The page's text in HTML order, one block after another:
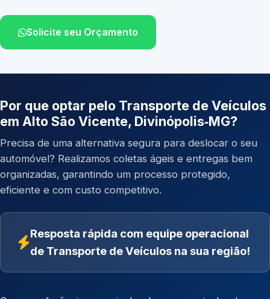
Solicite seu Orçamento
Por que optar pelo Transporte de Veículos
em Alto São Vicente, Divinópolis‑MG?
Precisa de uma alternativa segura para deslocar o seu
automóvel? Realizamos coletas ágeis e entregas bem
organizadas, garantindo um processo protegido,
eficiente e com custo competitivo.
Resposta rápida com equipe operacional
de Transporte de Veículos na sua região!